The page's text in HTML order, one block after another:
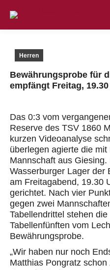
Herren
Bewährungsprobe für
empfängt Freitag,
Das 0:3 vom
Reserve des TSV 1860
kurzen Videoanalyse
überlegen agierte die
Mannschaft aus
Wasserburger Lager der
am Freitagabend, 19.30
gerichtet. Nach vier
gegen zwei
Tabellendrittel stehen
Tabellenfünften vom
Bewährungsprobe.
„Wir haben nur noch
Matthias Pongratz